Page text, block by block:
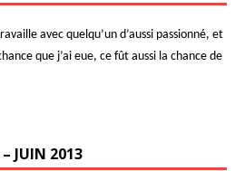
avec quelqu’un d’aussi passionné, et
que j’ai eue, ce fût aussi la chance de
JUIN 2013